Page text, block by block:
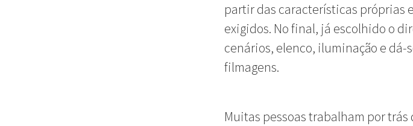
partir das características próprias
exigidos. No final, já escolhido o
cenários, elenco, iluminação e
filmagens.
Muitas pessoas trabalham por trás